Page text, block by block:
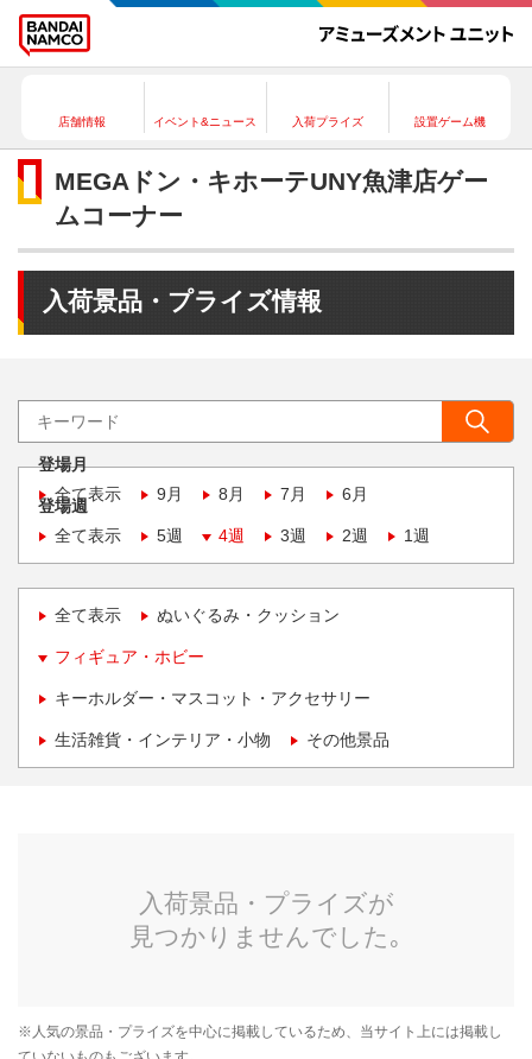
店舗情報 イベント&ニュース 入荷プライズ 設置ゲーム機
MEGAドン・キホーテUNY魚津店ゲー
ムコーナー
入荷景品・プライズ情報
登場月
全て表示
9月 8月 7月 6月
登場週
全て表示
5週 4週 3週 2週 1週
全て表示 ぬいぐるみ・クッション
フィギュア・ホビー
キーホルダー・マスコット・アクセサリー
生活雑貨・インテリア・小物 その他景品